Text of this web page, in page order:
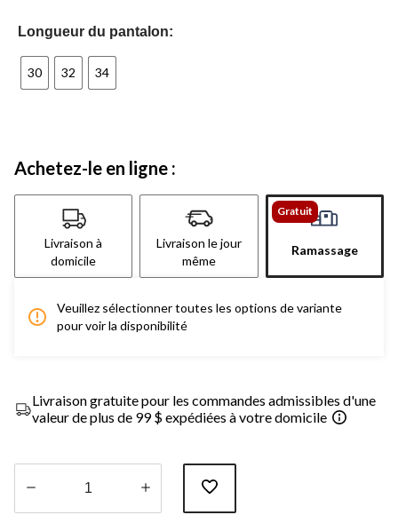
Longueur du pantalon:
30 32 34
Achetez-le en ligne :
Livraison à
domicile
Livraison le jour
même
Gratuit
Ramassage
Veuillez sélectionner toutes les options de variante
pour voir la disponibilité
Livraison gratuite pour les commandes admissibles d'une
valeur de plus de 99 $ expédiées à votre domicile